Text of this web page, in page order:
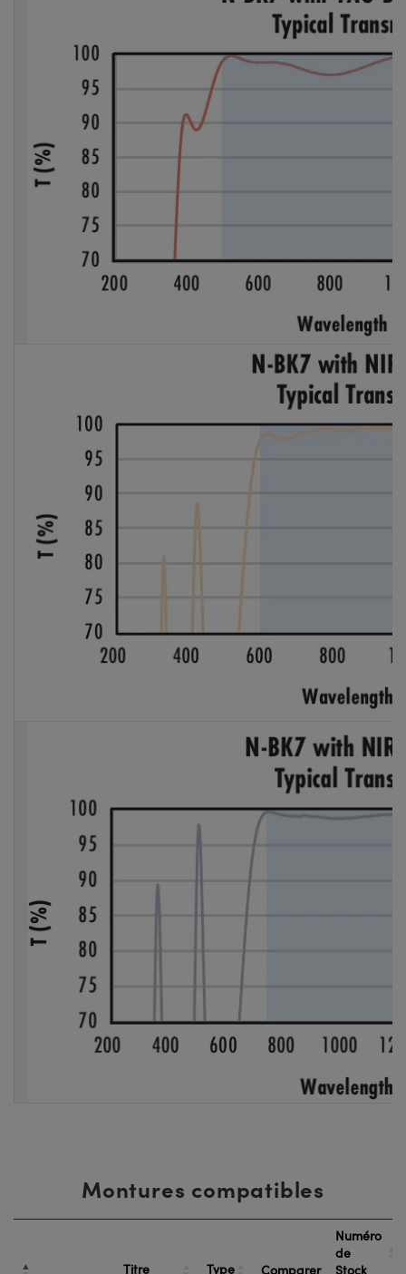
Montures compatibles
Titre Type Comparer
Numéro
de
Stock